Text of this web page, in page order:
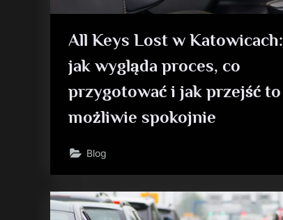
All Keys Lost w Katowicach:
jak wygląda proces, co
przygotować i jak przejść to
możliwie spokojnie
Blog